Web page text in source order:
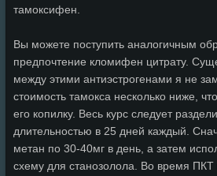
тамоксифен.
Вы можете поступить аналогичным
предпочтение кломифен цитрату.
между этими антиэстрогенами я не
стоимость тамокса несколько ниже,
его копилку. Весь курс следует
длительностью в 25 дней каждый.
метан по 30-40мг в день, а затем
схему для станозолола. Во время